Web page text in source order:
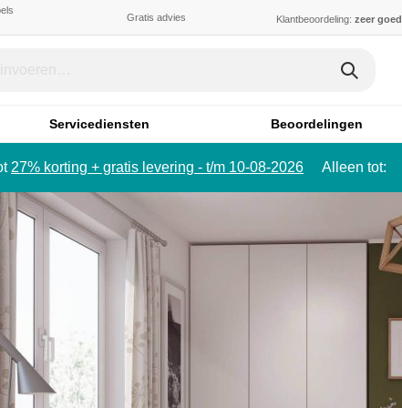
Gratis advies Klantbeoordeling: zeer goed
Servicediensten Beoordelingen
27% korting + gratis levering - t/m 10-08-2026 Alleen tot: